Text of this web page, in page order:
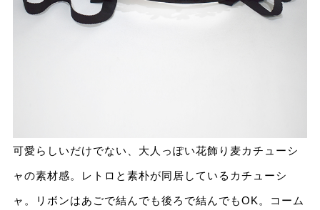
可愛らしいだけでない、大⼈っぽい花飾り麦カチューシ
ャの素材感。レトロと素朴が同居しているカチューシ
ャ。リボンはあごで結んでも後ろで結んでもOK。コーム